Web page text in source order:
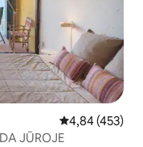
Vidutinis
4,84 (453)
JŪROJE